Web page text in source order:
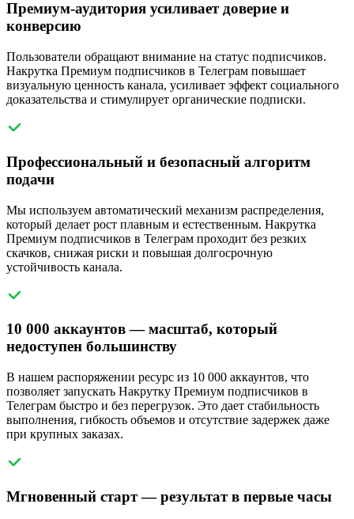
Премиум-аудитория усиливает доверие и
конверсию
Пользователи обращают внимание на статус подписчиков.
Накрутка Премиум подписчиков в Телеграм повышает
визуальную ценность канала, усиливает эффект социального
доказательства и стимулирует органические подписки.
Профессиональный и безопасный алгоритм
подачи
Мы используем автоматический механизм распределения,
который делает рост плавным и естественным. Накрутка
Премиум подписчиков в Телеграм проходит без резких
скачков, снижая риски и повышая долгосрочную
устойчивость канала.
10 000 аккаунтов — масштаб, который
недоступен большинству
В нашем распоряжении ресурс из 10 000 аккаунтов, что
позволяет запускать Накрутку Премиум подписчиков в
Телеграм быстро и без перегрузок. Это дает стабильность
выполнения, гибкость объемов и отсутствие задержек даже
при крупных заказах.
Мгновенный старт — результат в первые часы